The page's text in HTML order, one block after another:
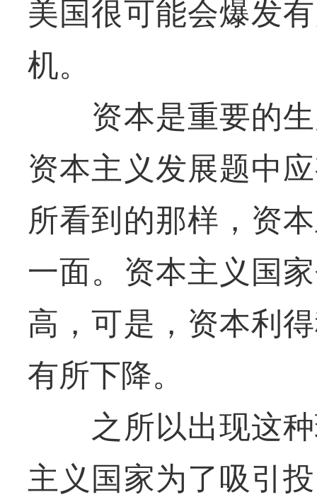
美国很可能会爆发
机。
资本是重要的生
资本主义发展题中
所看到的那样，资
一面。资本主义国
高，可是，资本利
有所下降。
之所以出现这种
主义国家为了吸引